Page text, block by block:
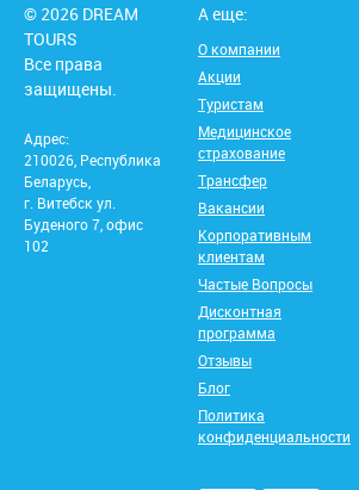
© 2026 DREAM
TOURS
Все права
защищены.
Адрес:
210026, Республика
Беларусь,
г. Витебск ул.
Буденого 7, офис
102
А еще:
О компании
Акции
Туристам
Медицинское
страхование
Трансфер
Вакансии
Корпоративным
клиентам
Частые Вопросы
Дисконтная
программа
Отзывы
Блог
Политика
конфиденциальности